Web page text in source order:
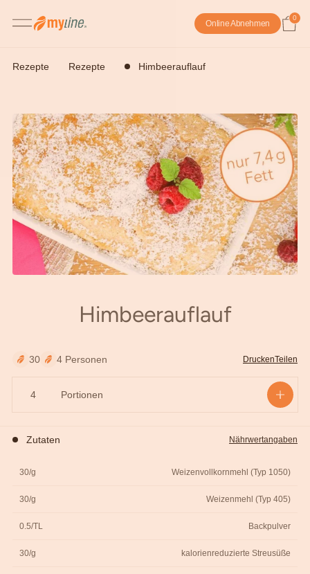
Online Abnehmen
0
Rezepte Rezepte Himbeerauflauf
Himbeerauflauf
30 4 Personen DruckenTeilen
Portionen
Zutaten Nährwertangaben
30/g Weizenvollkornmehl (Typ 1050)
30/g Weizenmehl (Typ 405)
0.5/TL Backpulver
30/g kalorienreduzierte Streusüße